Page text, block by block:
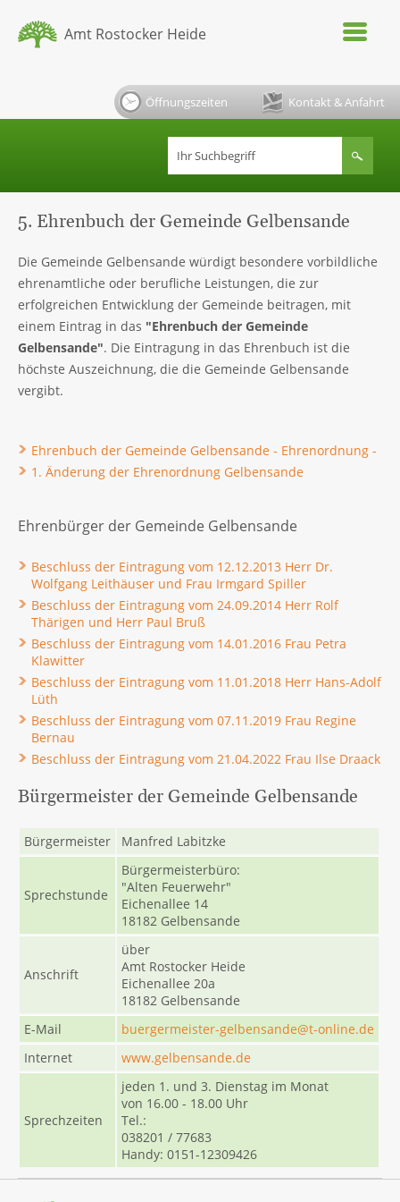
Amt Rostocker Heide
Öffnungszeiten Kontakt & Anfahrt
5. Ehrenbuch der Gemeinde Gelbensande
Die Gemeinde Gelbensande würdigt besondere vorbildliche
ehrenamtliche oder berufliche Leistungen, die zur
erfolgreichen Entwicklung der Gemeinde beitragen, mit
einem Eintrag in das "Ehrenbuch der Gemeinde
Gelbensande". Die Eintragung in das Ehrenbuch ist die
höchste Auszeichnung, die die Gemeinde Gelbensande
vergibt.
Ehrenbuch der Gemeinde Gelbensande - Ehrenordnung -
1. Änderung der Ehrenordnung Gelbensande
Ehrenbürger der Gemeinde Gelbensande
Beschluss der Eintragung vom 12.12.2013 Herr Dr.
Wolfgang Leithäuser und Frau Irmgard Spiller
Beschluss der Eintragung vom 24.09.2014 Herr Rolf
Thärigen und Herr Paul Bruß
Beschluss der Eintragung vom 14.01.2016 Frau Petra
Klawitter
Beschluss der Eintragung vom 11.01.2018 Herr Hans-Adolf
Lüth
Beschluss der Eintragung vom 07.11.2019 Frau Regine
Bernau
Beschluss der Eintragung vom 21.04.2022 Frau Ilse Draack
Bürgermeister der Gemeinde Gelbensande
Bürgermeister Manfred Labitzke
Sprechstunde
Bürgermeisterbüro:
"Alten Feuerwehr"
Eichenallee 14
18182 Gelbensande
Anschrift
über
Amt Rostocker Heide
Eichenallee 20a
18182 Gelbensande
E-Mail
buergermeister-gelbensande@t-online.de
Internet
www.gelbensande.de
Sprechzeiten
jeden 1. und 3. Dienstag im Monat
von 16.00 - 18.00 Uhr
Tel.:
038201 / 77683
Handy: 0151-12309426